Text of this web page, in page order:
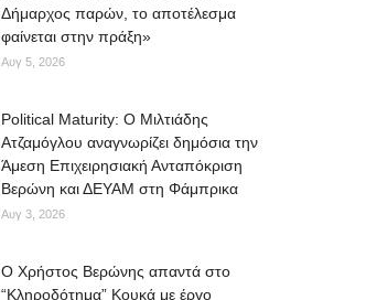
Δήμαρχος παρών, το αποτέλεσμα
φαίνεται στην πράξη»
Αυγ 5, 2026
Political Maturity: Ο Μιλτιάδης
Ατζαμόγλου αναγνωρίζει δημόσια την
Άμεση Επιχειρησιακή Ανταπόκριση
Βερώνη και ΔΕΥΑΜ στη Φάμπρικα
Αυγ 3, 2026
O Χρήστος Βερώνης απαντά στο
“Κληροδότημα” Κουκά με έργο